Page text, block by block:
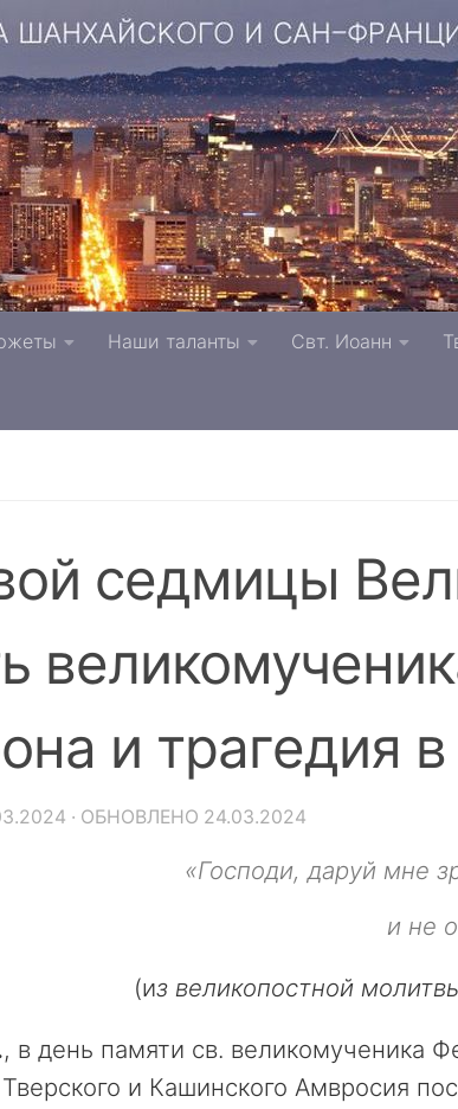
г. Тверь п. Литвинки
Наши таланты Свт. Иоанн
седмицы
и трагедия
· ОБНОВЛЕНО 24.03.2024
«Господи, даруй мне
и не
(из великопостной
, в день памяти св. великомученика
и Кашинского Амвросия